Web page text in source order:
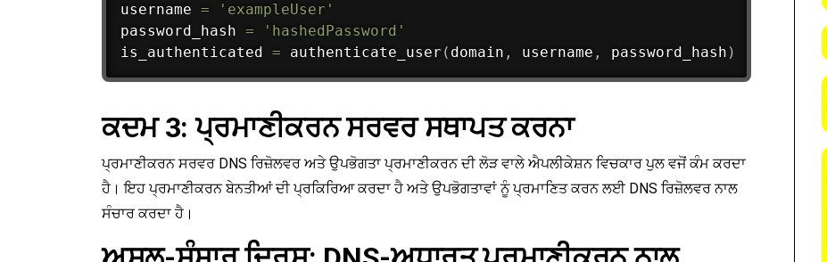
username =
'exampleUser'
password_hash =
'hashedPassword'
is_authenticated = authenticate_user ( domain , username , password_hash )
ਕਦਮ 3: ਪ੍ਰਮਾਣੀਕਰਨ ਸਰਵਰ ਸਥਾਪਤ ਕਰਨਾ
ਪ੍ਰਮਾਣੀਕਰਨ ਸਰਵਰ DNS ਰਿਜ਼ੋਲਵਰ ਅਤੇ ਉਪਭੋਗਤਾ ਪ੍ਰਮਾਣੀਕਰਨ ਦੀ ਲੋੜ ਵਾਲੇ ਐਪਲੀਕੇਸ਼ਨ ਵਿਚਕਾਰ ਪੁਲ ਵਜੋਂ ਕੰਮ ਕਰਦਾ
ਹੈ। ਇਹ ਪ੍ਰਮਾਣੀਕਰਨ ਬੇਨਤੀਆਂ ਦੀ ਪ੍ਰਕਿਰਿਆ ਕਰਦਾ ਹੈ ਅਤੇ ਉਪਭੋਗਤਾਵਾਂ ਨੂੰ ਪ੍ਰਮਾਣਿਤ ਕਰਨ ਲਈ DNS ਰਿਜ਼ੋਲਵਰ ਨਾਲ
ਸੰਚਾਰ ਕਰਦਾ ਹੈ।